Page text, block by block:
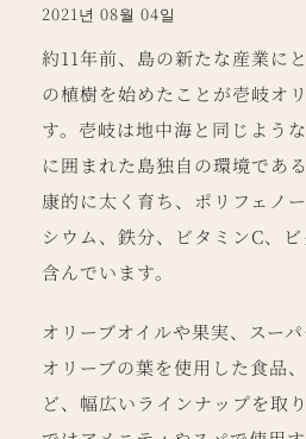
2021년 08월 04일
約11年前、島の新たな産業に
の植樹を始めたことが壱岐オ
す。壱岐は地中海と同じよう
に囲まれた島独自の環境であ
康的に太く育ち、ポリフェノ
シウム、鉄分、ビタミンC、
含んでいます。
オリーブオイルや果実、スー
オリーブの葉を使用した食品
ど、幅広いラインナップを取